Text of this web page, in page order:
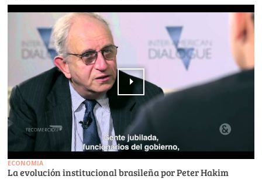
ECONOMIA
La evolución institucional brasileña por Peter Hakim